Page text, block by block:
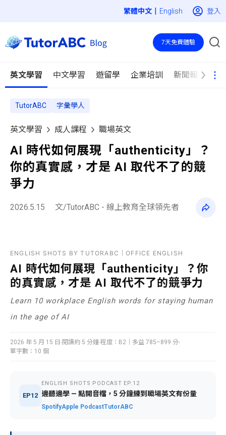
| English 登入
英文學習 中文學習 遊留學 企業培訓 新聞報導
7天免費體驗
TutorABC 字彙學人
英文學習 成人課程 職場英文
AI 時代如何展現「authenticity」？
你的真實感，才是 AI 取代不了的競
爭力
2026.5.15 文/TutorABC - 線上教育全球領先者
ENGLISH SHOTS BY TUTORABC｜OFFICE ENGLISH
AI 時代如何展現「authenticity」？你
的真實感，才是 AI 取代不了的競爭力
Learn 10 workplace English words for staying human
in the age of AI
2026 年 5 月 15 日 閱讀約 5 分鐘 程度：B2｜多益 785–899 分
單字數：10 個
EP12
ENGLISH SHOTS PODCAST EP.12
邊聽邊學 — 點開音檔，5 分鐘練到職場英文有份量
SpotifyApple PodcastTutorABC